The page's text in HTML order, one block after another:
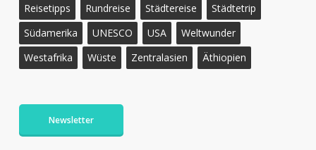
Reisetipps
Rundreise Städtereise
Städtetrip
Südamerika
UNESCO USA
Weltwunder
Westafrika
Wüste Zentralasien Äthiopien
Newsletter